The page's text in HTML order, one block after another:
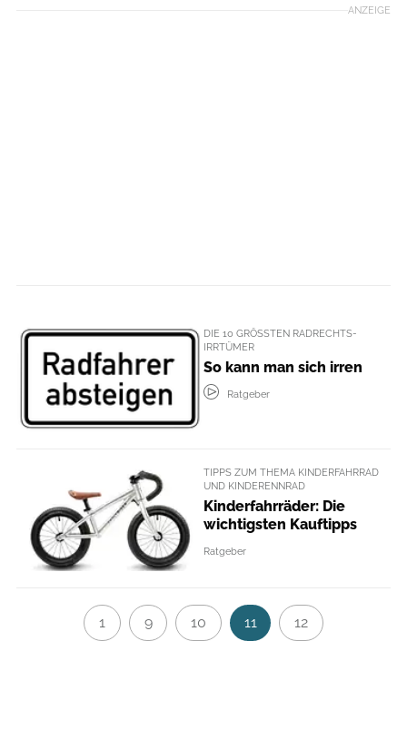
ANZEIGE
DIE 10 GRÖSSTEN RADRECHTS-I
RRTÜMER
So kann man sich irren
Ratgeber
TIPPS ZUM THEMA KINDERFAHRRAD
UND KINDERENNRAD
Kinderfahrräder: Die
wichtigsten Kauftipps
Ratgeber
1 9 10 11 12